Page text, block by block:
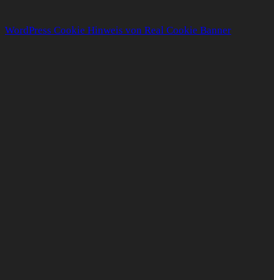
WordPress Cookie Hinweis von Real Cookie Banner